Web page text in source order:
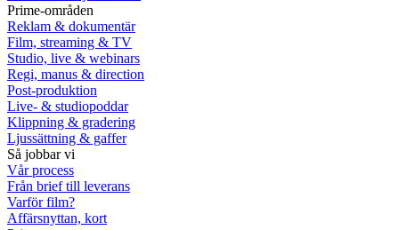
Prime-områden
Reklam & dokumentär
Film, streaming & TV
Studio, live & webinars
Regi, manus & direction
Post-produktion
Live- & studiopoddar
Klippning & gradering
Ljussättning & gaffer
Så jobbar vi
Vår process
Från brief till leverans
Varför film?
Affärsnyttan, kort